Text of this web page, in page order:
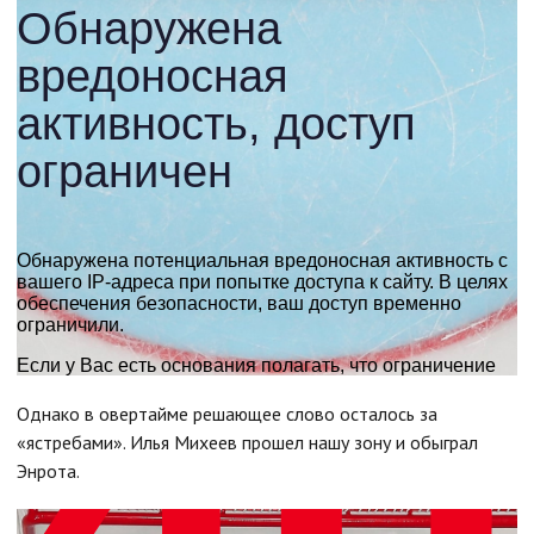
Однако в овертайме решающее слово осталось за
«ястребами». Илья Михеев прошел нашу зону и обыграл
Энрота.